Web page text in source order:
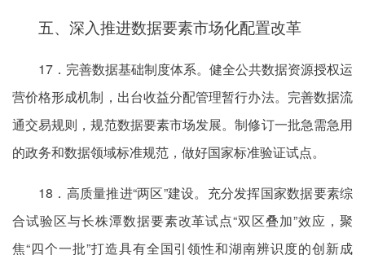
五、深入推进数据要素市场化配置改革
17．完善数据基础制度体系。健全公共数据资源授权运
营价格形成机制，出台收益分配管理暂行办法。完善数据流
通交易规则，规范数据要素市场发展。制修订一批急需急用
的政务和数据领域标准规范，做好国家标准验证试点。
18．高质量推进“两区”建设。充分发挥国家数据要素综
合试验区与长株潭数据要素改革试点“双区叠加”效应，聚
焦“四个一批”打造具有全国引领性和湖南辨识度的创新成